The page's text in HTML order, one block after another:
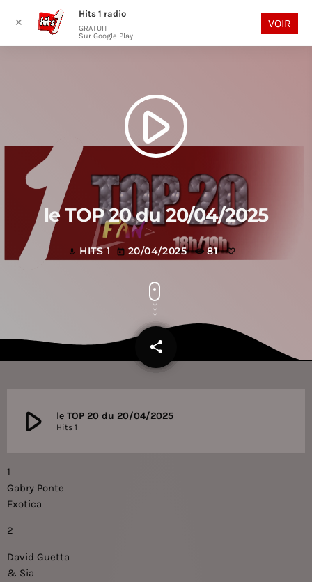
play_arrow
play_arrow
le TOP 20 du 20/04/2025
mic HITS 1 today 20/04/2025 81
share
email
play_arrow le TOP 20 du 20/04/2025
Hits 1
1
Gabry Ponte
Exotica
2
David Guetta
& Sia
✕
Hits 1 radio
GRATUIT
Sur Google Play
VOIR